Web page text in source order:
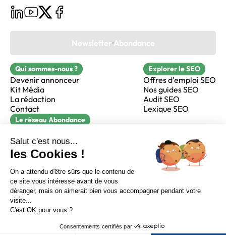
Sur LinkedIn Sur Youtube
Sur X Sur Facebook
Newsletter Abondance
Newsletter Abondance
Qui sommes-nous ?
Devenir annonceur
Kit Média
La rédaction
Contact
Explorer le SEO
Offres d'emploi SEO
Nos guides SEO
Audit SEO
Lexique SEO
Le réseau Abondance
Réacteur
alfie formation
CGV